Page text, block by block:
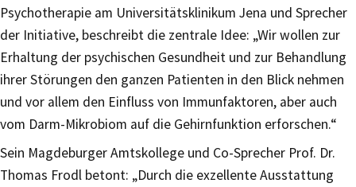
Psychotherapie am Universitätsklinikum Jena und Sprecher
der Initiative, beschreibt die zentrale Idee: „Wir wollen zur
Erhaltung der psychischen Gesundheit und zur Behandlung
ihrer Störungen den ganzen Patienten in den Blick nehmen
und vor allem den Einfluss von Immunfaktoren, aber auch
vom Darm-Mikrobiom auf die Gehirnfunktion erforschen.“
Sein Magdeburger Amtskollege und Co-Sprecher Prof. Dr.
Thomas Frodl betont: „Durch die exzellente Ausstattung